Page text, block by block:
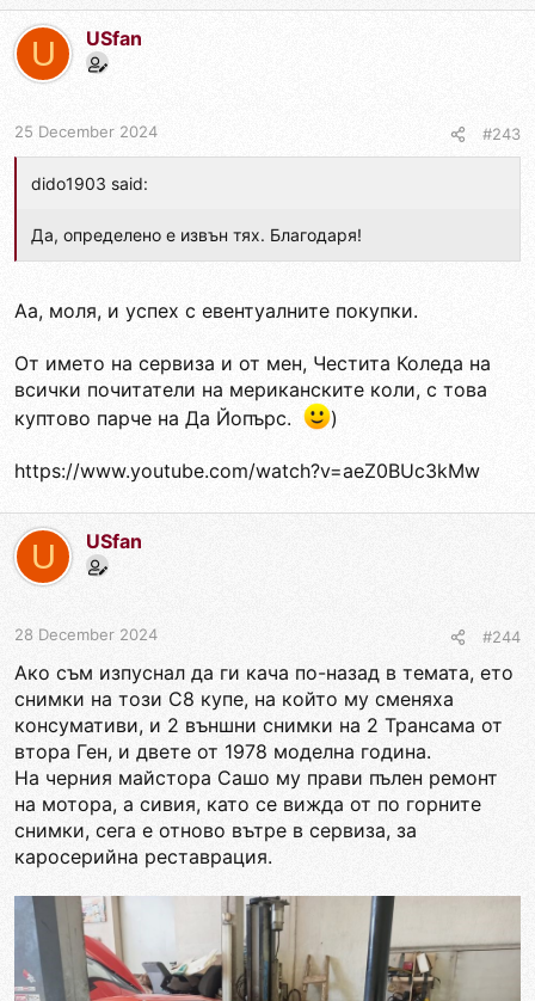
U USfan
25 December 2024 #243
dido1903 said:
Да, определено е извън тях. Благодаря!
Аа, моля, и успех с евентуалните покупки.
От името на сервиза и от мен, Честита Коледа на
всички почитатели на мериканските коли, с това
куптово парче на Да Йопърс.
)
https://www.youtube.com/watch?v=aeZ0BUc3kMw
U USfan
28 December 2024 #244
Ако съм изпуснал да ги кача по-назад в темата, ето
снимки на този С8 купе, на който му сменяха
консумативи, и 2 външни снимки на 2 Трансама от
втора Ген, и двете от 1978 моделна година.
На черния майстора Сашо му прави пълен ремонт
на мотора, а сивия, като се вижда от по горните
снимки, сега е отново вътре в сервиза, за
каросерийна реставрация.